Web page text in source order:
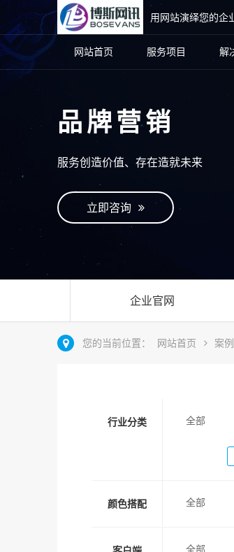
用网站演绎您的企
网站首页 服务项目 解
品牌营销
服务创造价值、存在造就未来
立即咨询
企业官网
您的当前位置： 网站首页 案
行业分类 全部
颜色搭配 全部
全部